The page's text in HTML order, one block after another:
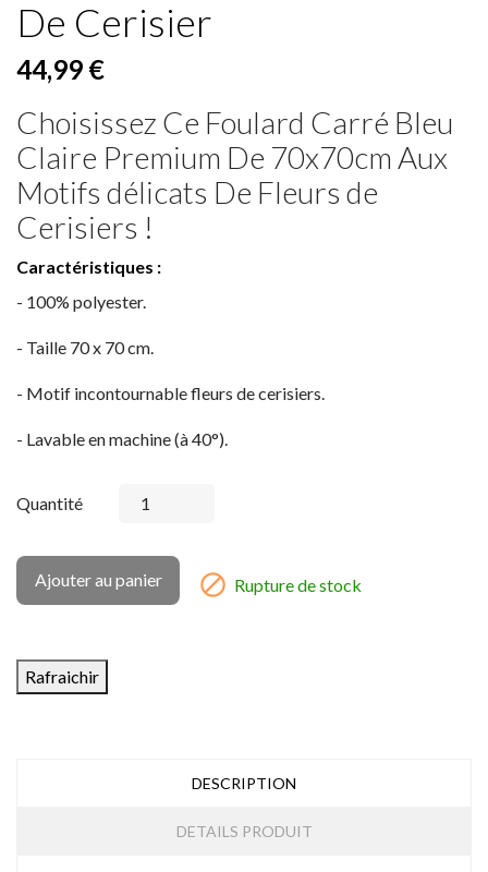
De Cerisier
44,99 €
Choisissez Ce Foulard Carré Bleu
Claire Premium De 70x70cm Aux
Motifs délicats De Fleurs de
Cerisiers !
Caractéristiques :
- 100% polyester.
- Taille 70 x 70 cm.
- Motif incontournable fleurs de cerisiers.
- Lavable en machine (à 40°).
Quantité
Ajouter au panier  Rupture de stock
DESCRIPTION
DETAILS PRODUIT